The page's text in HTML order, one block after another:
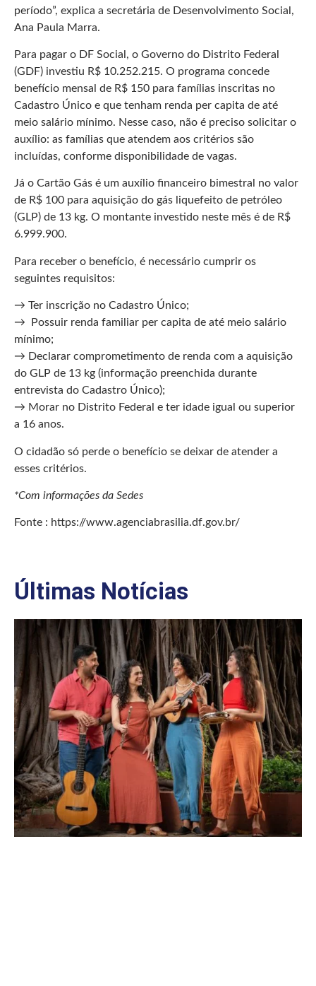
período”, explica a secretária de Desenvolvimento Social,
Ana Paula Marra.
Para pagar o DF Social, o Governo do Distrito Federal
(GDF) investiu R$ 10.252.215. O programa concede
benefício mensal de R$ 150 para famílias inscritas no
Cadastro Único e que tenham renda per capita de até
meio salário mínimo. Nesse caso, não é preciso solicitar o
auxílio: as famílias que atendem aos critérios são
incluídas, conforme disponibilidade de vagas.
Já o Cartão Gás é um auxílio financeiro bimestral no valor
de R$ 100 para aquisição do gás liquefeito de petróleo
(GLP) de 13 kg. O montante investido neste mês é de R$
6.999.900.
Para receber o benefício, é necessário cumprir os
seguintes requisitos:
→ Ter inscrição no Cadastro Único;
→ Possuir renda familiar per capita de até meio salário
mínimo;
→ Declarar comprometimento de renda com a aquisição
do GLP de 13 kg (informação preenchida durante
entrevista do Cadastro Único);
→ Morar no Distrito Federal e ter idade igual ou superior
a 16 anos.
O cidadão só perde o benefício se deixar de atender a
esses critérios.
*Com informações da Sedes
Fonte : https://www.agenciabrasilia.df.gov.br/
Últimas Notícias